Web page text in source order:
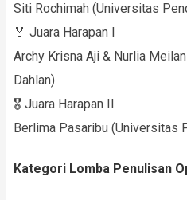
Siti Rochimah (Universitas
🏅 Juara Harapan I
Archy Krisna Aji & Nurlia
Dahlan)
🎖 Juara Harapan II
Berlima Pasaribu (Universitas
Kategori Lomba Penulisan